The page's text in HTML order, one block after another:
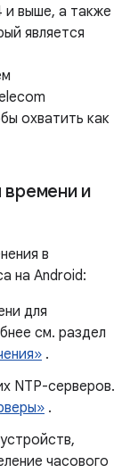
и выше, а также
является
охватить как
и
в
на Android:
для
см. раздел
.
NTP-серверов.
.
часового